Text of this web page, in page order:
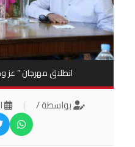
انطلاق مهرجان ” عز
بواسطة / |